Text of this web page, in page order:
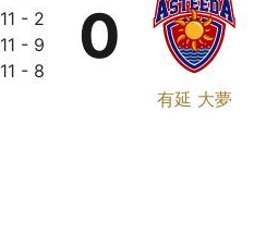
11 - 2
11 - 9
11 - 8
有延 大夢
0